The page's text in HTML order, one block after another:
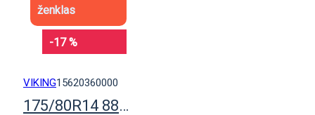
ženklas
-17 %
VIKING15620360000
175/80R14 88T Viking CityTech II padanga